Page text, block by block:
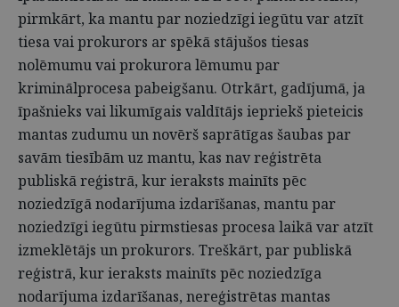
pirmkārt, ka mantu par noziedzīgi iegūtu var atzīt
tiesa vai prokurors ar spēkā stājušos tiesas
nolēmumu vai prokurora lēmumu par
kriminālprocesa pabeigšanu. Otrkārt, gadījumā, ja
īpašnieks vai likumīgais valdītājs iepriekš pieteicis
mantas zudumu un novērš saprātīgas šaubas par
savām tiesībām uz mantu, kas nav reģistrēta
publiskā reģistrā, kur ieraksts mainīts pēc
noziedzīgā nodarījuma izdarīšanas, mantu par
noziedzīgi iegūtu pirmstiesas procesa laikā var atzīt
izmeklētājs un prokurors. Treškārt, par publiskā
reģistrā, kur ieraksts mainīts pēc noziedzīga
nodarījuma izdarīšanas, nereģistrētas mantas